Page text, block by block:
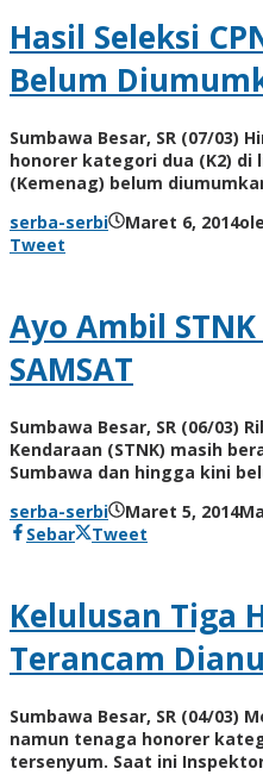
Hasil Seleksi
Belum
Sumbawa Besar, SR (07/03)
honorer kategori dua (K2) di
(Kemenag) belum
serba-serbi
Maret 6, 2014
Tweet
Ayo Ambil
SAMSAT
Sumbawa Besar, SR (06/03)
Kendaraan (STNK) masih
Sumbawa dan hingga kini
serba-serbi
Maret 5, 2014
Sebar
Tweet
Kelulusan Tiga
Terancam
Sumbawa Besar, SR (04/03)
namun tenaga honorer
tersenyum. Saat ini